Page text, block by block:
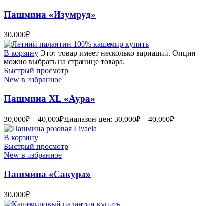
Пашмина «Изумруд»
30,000₽
В корзину Этот товар имеет несколько вариаций. Опции
можно выбрать на странице товара.
Быстрый просмотр
New в избранное
Пашмина XL «Аура»
30,000₽ – 40,000₽Диапазон цен: 30,000₽ – 40,000₽
В корзину
Быстрый просмотр
New в избранное
Пашмина «Сакура»
30,000₽